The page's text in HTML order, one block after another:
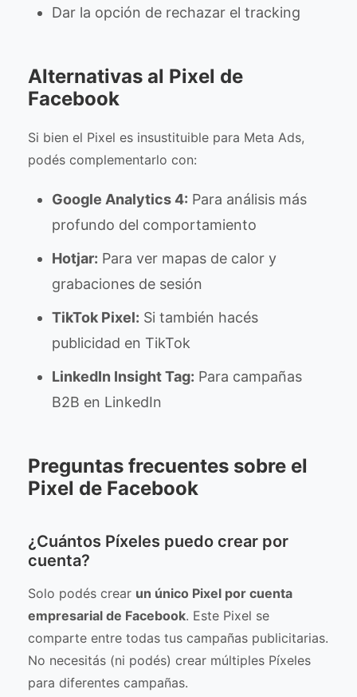
Dar la opción de rechazar el tracking
Alternativas al Pixel de
Facebook
Si bien el Pixel es insustituible para Meta Ads,
podés complementarlo con:
Google Analytics 4: Para análisis más
profundo del comportamiento
Hotjar: Para ver mapas de calor y
grabaciones de sesión
TikTok Pixel: Si también hacés
publicidad en TikTok
LinkedIn Insight Tag: Para campañas
B2B en LinkedIn
Preguntas frecuentes sobre el
Pixel de Facebook
¿Cuántos Píxeles puedo crear por
cuenta?
Solo podés crear un único Pixel por cuenta
empresarial de Facebook. Este Pixel se
comparte entre todas tus campañas publicitarias.
No necesitás (ni podés) crear múltiples Píxeles
para diferentes campañas.